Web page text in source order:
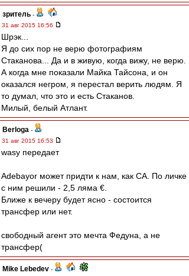
зpитель -
31 авг 2015 16:56
Шрэк...
Я до сих пор не верю фотографиям
Стаканова... Да и в живую, когда вижу, не верю.
А когда мне показали Майка Тайсона, и он
оказался негром, я перестал верить людям. Я
то думал, что это и есть Стаканов.
Милый, белый Атлант.
Berloga -
31 авг 2015 16:53
wasy передает
Adebayor может придти к нам, как СА. По личке
с ним решили - 2,5 ляма €.
Ближе к вечеру будет ясно - состоится
трансфер или нет.
свободный агент это мечта Федуна, а не
трансфер(
Mike Lebedev -